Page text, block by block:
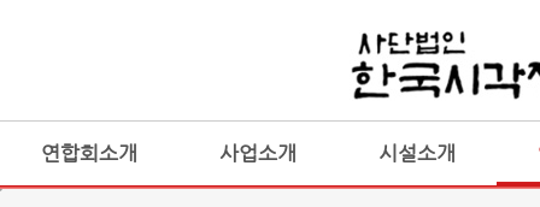
연합회소개 사업소개 시설소개